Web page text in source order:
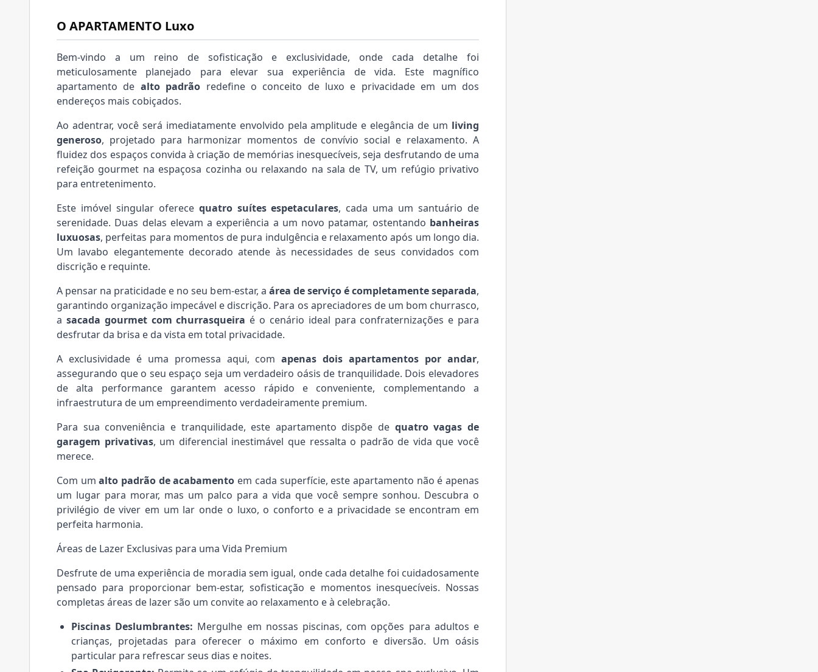
O APARTAMENTO Luxo
Bem-vindo a um reino de sofisticação e exclusividade, onde cada detalhe foi
meticulosamente planejado para elevar sua experiência de vida. Este magnífico
apartamento de alto padrão redefine o conceito de luxo e privacidade em um dos
endereços mais cobiçados.
Ao adentrar, você será imediatamente envolvido pela amplitude e elegância de um living
generoso, projetado para harmonizar momentos de convívio social e relaxamento. A
fluidez dos espaços convida à criação de memórias inesquecíveis, seja desfrutando de uma
refeição gourmet na espaçosa cozinha ou relaxando na sala de TV, um refúgio privativo
para entretenimento.
Este imóvel singular oferece quatro suítes espetaculares, cada uma um santuário de
serenidade. Duas delas elevam a experiência a um novo patamar, ostentando banheiras
luxuosas, perfeitas para momentos de pura indulgência e relaxamento após um longo dia.
Um lavabo elegantemente decorado atende às necessidades de seus convidados com
discrição e requinte.
A pensar na praticidade e no seu bem-estar, a área de serviço é completamente separada,
garantindo organização impecável e discrição. Para os apreciadores de um bom churrasco,
a sacada gourmet com churrasqueira é o cenário ideal para confraternizações e para
desfrutar da brisa e da vista em total privacidade.
A exclusividade é uma promessa aqui, comapenas dois apartamentos por andar,
assegurando que o seu espaço seja um verdadeiro oásis de tranquilidade. Dois elevadores
de alta performance garantem acesso rápido e conveniente, complementando a
infraestrutura de um empreendimento verdadeiramente premium.
Para sua conveniência e tranquilidade, este apartamento dispõe de quatro vagas de
garagem privativas, um diferencial inestimável que ressalta o padrão de vida que você
merece.
Com umalto padrão de acabamento em cada superfície, este apartamento não é apenas
um lugar para morar, mas um palco para a vida que você sempre sonhou. Descubra o
privilégio de viver em um lar onde o luxo, o conforto e a privacidade se encontram em
perfeita harmonia.
Áreas de Lazer Exclusivas para uma Vida Premium
Desfrute de uma experiência de moradia sem igual, onde cada detalhe foi cuidadosamente
pensado para proporcionar bem-estar, sofisticação e momentos inesquecíveis. Nossas
completas áreas de lazer são um convite ao relaxamento e à celebração.
Piscinas Deslumbrantes: Mergulhe em nossas piscinas, com opções para adultos e
crianças, projetadas para oferecer o máximo em conforto e diversão. Um oásis
particular para refrescar seus dias e noites.